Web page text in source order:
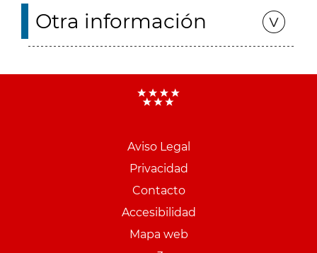
Otra información
Aviso Legal
Privacidad
Contacto
Accesibilidad
Mapa web